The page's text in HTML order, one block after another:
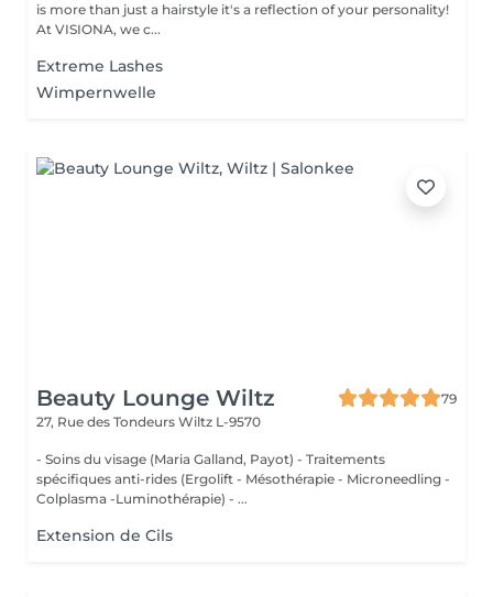
is more than just a hairstyle it's a reflection of your personality!
At VISIONA, we c...
Extreme Lashes
Wimpernwelle
Beauty Lounge Wiltz
79
27, Rue des Tondeurs Wiltz L-9570
- Soins du visage (Maria Galland, Payot) - Traitements
spécifiques anti-rides (Ergolift - Mésothérapie - Microneedling -
Colplasma -Luminothérapie) - ...
Extension de Cils